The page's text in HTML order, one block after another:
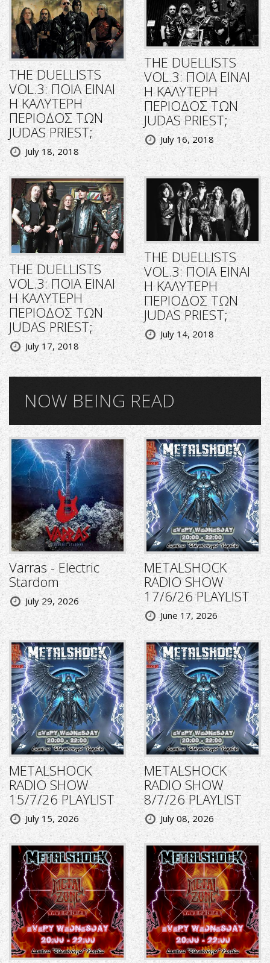
THE DUELLISTS
VOL.3: ΠΟΙΑ ΕΙΝΑΙ
Η ΚΑΛΥΤΕΡΗ
ΠΕΡΙΟΔΟΣ ΤΩΝ
JUDAS PRIEST;
July 18, 2018
THE DUELLISTS
VOL.3: ΠΟΙΑ ΕΙΝΑΙ
Η ΚΑΛΥΤΕΡΗ
ΠΕΡΙΟΔΟΣ ΤΩΝ
JUDAS PRIEST;
July 16, 2018
THE DUELLISTS
VOL.3: ΠΟΙΑ ΕΙΝΑΙ
Η ΚΑΛΥΤΕΡΗ
ΠΕΡΙΟΔΟΣ ΤΩΝ
JUDAS PRIEST;
July 17, 2018
THE DUELLISTS
VOL.3: ΠΟΙΑ ΕΙΝΑΙ
Η ΚΑΛΥΤΕΡΗ
ΠΕΡΙΟΔΟΣ ΤΩΝ
JUDAS PRIEST;
July 14, 2018
NOW BEING READ
Varras - Electric
Stardom
July 29, 2026
METALSHOCK
RADIO SHOW
17/6/26 PLAYLIST
June 17, 2026
METALSHOCK
RADIO SHOW
15/7/26 PLAYLIST
July 15, 2026
METALSHOCK
RADIO SHOW
8/7/26 PLAYLIST
July 08, 2026